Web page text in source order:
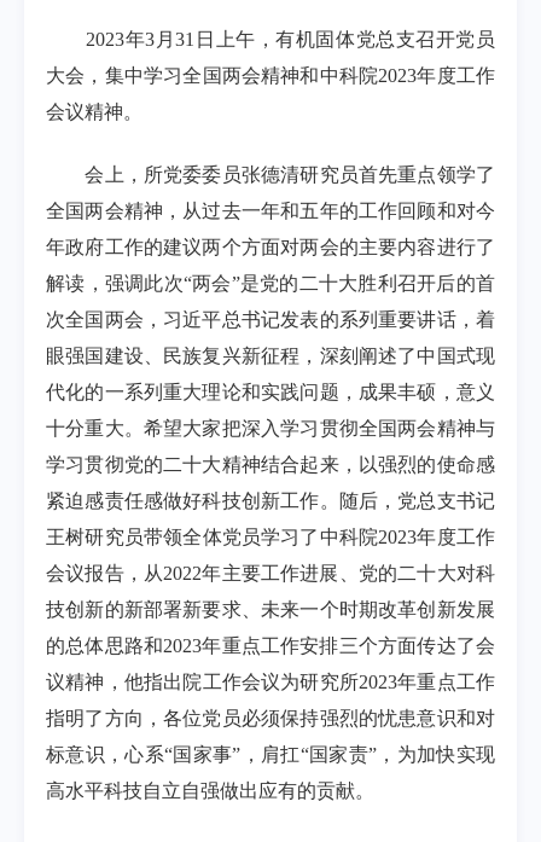
2023年3 月31 日上午，有机固体党总支召开党员
大会，集中学习全国两会精神和中科院2023年度工作
会议精神。
会上，所党委委员张德清研究员首先重点领学了
全国两会精神，从过去一年和五年的工作回顾和对今
年政府工作的建议两个方面对两会的主要内容进行了
解读，强调此次“两会”是党的二十大胜利召开后的首
次全国两会，习近平总书记发表的系列重要讲话，着
眼强国建设、民族复兴新征程，深刻阐述了中国式现
代化的一系列重大理论和实践问题，成果丰硕，意义
十分重大。希望大家把深入学习贯彻全国两会精神与
学习贯彻党的二十大精神结合起来，以强烈的使命感
紧迫感责任感做好科技创新工作。随后，党总支书记
王树研究员带领全体党员学习了中科院2023年度工作
会议报告，从2022年主要工作进展、党的二十大对科
技创新的新部署新要求、未来一个时期改革创新发展
的总体思路和2023年重点工作安排三个方面传达了会
议精神，他指出院工作会议为研究所2023年重点工作
指明了方向，各位党员必须保持强烈的忧患意识和对
标意识，心系“国家事”，肩扛“国家责”，为加快实现
高水平科技自立自强做出应有的贡献。